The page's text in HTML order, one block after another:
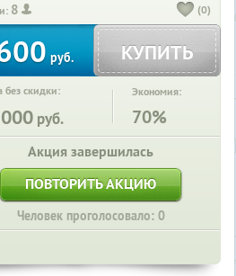
8 (0)
руб. КУПИТЬ
без скидки:
руб.
Экономия:
70%
Акция завершилась
ПОВТОРИТЬ АКЦИЮ
Человек проголосовало: 0